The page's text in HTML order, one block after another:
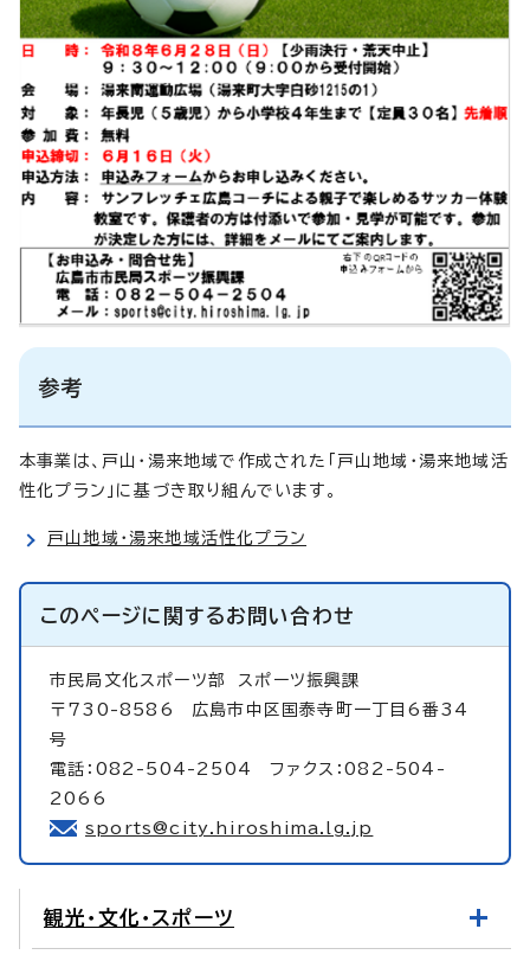
参考
本事業は、戸山・湯来地域で作成された「戸山地域・湯来地域活
性化プラン」に基づき取り組んでいます。
戸山地域・湯来地域活性化プラン
このページに関するお問い合わせ
市民局文化スポーツ部 スポーツ振興課
〒730-8586 広島市中区国泰寺町一丁目6番34
号
電話：082-504-2504 ファクス：082-504-
2066
sports@city.hiroshima.lg.jp
観光・文化・スポーツ